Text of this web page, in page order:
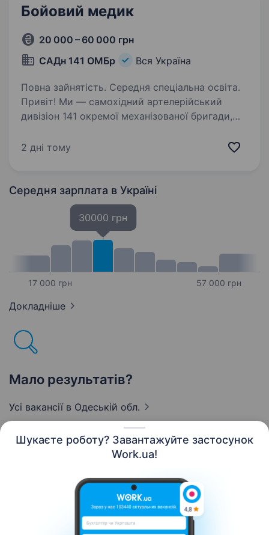
Шукаєте роботу? Завантажуйте застосунок
Work.ua!
Бойовий медик
20 000 – 60 000 грн
САДн 141 ОМБр
Вся Україна
Повна зайнятість. Середня спеціальна освіта.
Привіт! Ми — самохідний артелерійський
дивізіон 141 окремої механізованої бригади,
бореться за мир і безпеку України. Наше
2 дні тому
Середня зарплата в Україні
17 000 грн
30000 грн
57 000 грн
Докладніше
Мало результатів?
Усі вакансії в Одеській обл.